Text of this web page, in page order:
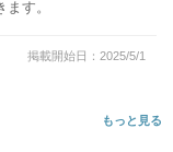
す。
掲載開始日：2025/5/1
もっと見る